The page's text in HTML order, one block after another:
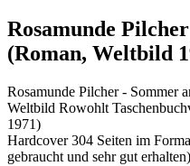
Rosamunde
(Roman, Weltbild
Rosamunde Pilcher - Sommer
Weltbild Rowohlt
1971)
Hardcover 304 Seiten im
gebraucht und sehr gut erhalten)